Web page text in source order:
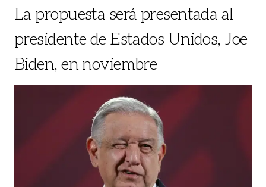
La propuesta será presentada al
presidente de Estados Unidos, Joe
Biden, en noviembre